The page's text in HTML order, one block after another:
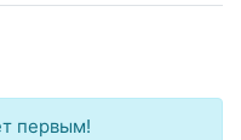
первым!